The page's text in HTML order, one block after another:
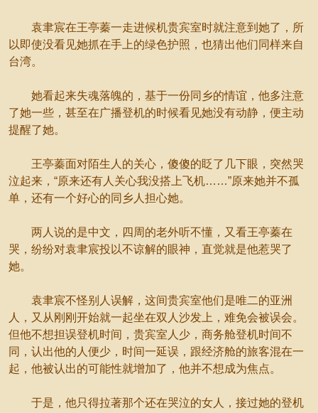
袁聿宸在王亭蓁一走进候机贵宾室时就注意到她了，所
以即使没看见她抓在手上的绿色护照，也猜出他们同样来自
台湾。
她看起来失魂落魄的，基于一份同乡的情谊，他多注意
了她一些，甚至在广播登机的时候看见她没有动静，便主动
提醒了她。
王亭蓁面对陌生人的关心，傻傻的眨了几下眼，突然哭
泣起来，“原来还有人关心我没搭上飞机……”原来她并不孤
单，还有一个好心的同乡人担心她。
两人说的是中文，四周的老外听不懂，又看王亭蓁在
哭，纷纷对袁聿宸投以不谅解的眼神，直觉就是他惹哭了
她。
袁聿宸不怪别人误解，这间贵宾室他们是唯二的亚洲
人，又从刚刚开始就一起坐在双人沙发上，难免会被误会。
但他不想担误登机时间，贵宾室人少，商务舱登机时间不
同，认出他的人便少，时间一延误，跟经济舱的旅客混在一
起，他被认出的可能性就增加了，他并不想成为焦点。
于是，他只得拉著那个还在哭泣的女人，接过她的登机